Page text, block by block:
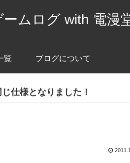
ムログ with 電漫
覧 ブログについて
仕様となりました！